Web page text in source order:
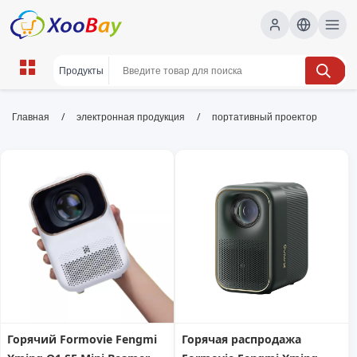
портативный проектор | XOOBAY
портативный проектор, XOOBAY
Компактный проектор для развлечений, кино и
презентаций дома, в пути и на улице.
Главная / электронная продукция / портативный проектор
Горячий Formovie Fengmi
Горячая распродажа